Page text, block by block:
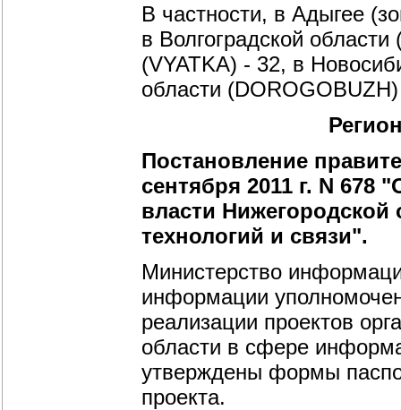
В частности, в Адыгее
в Волгоградской
(VYATKA) - 32, в
области
Постановление
сентября 2011 г. N 678
власти
технологий и связи".
Министерство
информации
реализации проектов
области в сфере
утверждены формы
проекта.